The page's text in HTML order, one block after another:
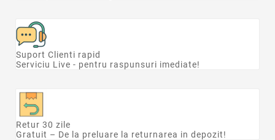
Suport Clienti rapid
Serviciu Live - pentru raspunsuri imediate!
Retur 30 zile
Gratuit – De la preluare la returnarea in depozit!